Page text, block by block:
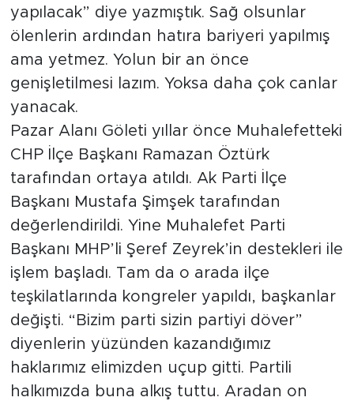
yapılacak” diye yazmıştık. Sağ olsunlar
ölenlerin ardından hatıra bariyeri yapılmış
ama yetmez. Yolun bir an önce
genişletilmesi lazım. Yoksa daha çok canlar
yanacak.
Pazar Alanı Göleti yıllar önce Muhalefetteki
CHP İlçe Başkanı Ramazan Öztürk
tarafından ortaya atıldı. Ak Parti İlçe
Başkanı Mustafa Şimşek tarafından
değerlendirildi. Yine Muhalefet Parti
Başkanı MHP’li Şeref Zeyrek’in destekleri ile
işlem başladı. Tam da o arada ilçe
teşkilatlarında kongreler yapıldı, başkanlar
değişti. “Bizim parti sizin partiyi döver”
diyenlerin yüzünden kazandığımız
haklarımız elimizden uçup gitti. Partili
halkımızda buna alkış tuttu. Aradan on